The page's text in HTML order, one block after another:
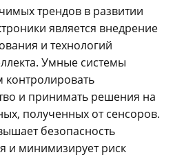
трендов в развитии
является внедрение
и технологий
Умные системы
контролировать
и принимать решения на
полученных от сенсоров.
безопасность
и минимизирует риск